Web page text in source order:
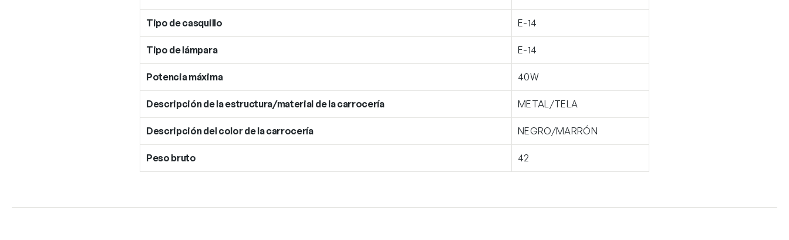
Tipo de casquillo E-14
Tipo de lámpara E-14
Potencia máxima 40W
Descripción de la estructura/material de la carrocería METAL/TELA
Descripción del color de la carrocería NEGRO/MARRÓN
Peso bruto 42